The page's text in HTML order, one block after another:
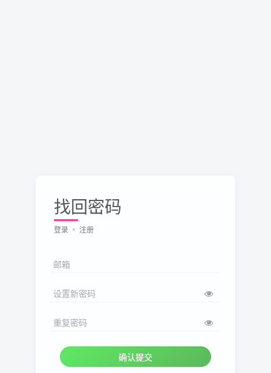
找回密码
登录 注册
邮箱
设置新密码
重复密码
确认提交